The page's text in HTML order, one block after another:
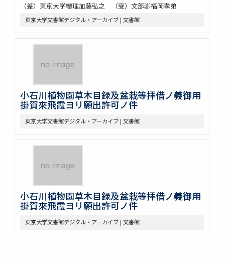
（差）東京大学總理加藤弘之 （受）文部卿福岡孝弟
東京大学文書館デジタル・アーカイブ | 文書館
小石川植物園草木目録及盆栽等拝借ノ義御用
掛賀來飛霞ヨリ願出許可ノ件
東京大学文書館デジタル・アーカイブ | 文書館
小石川植物園草木目録及盆栽等拝借ノ義御用
掛賀來飛霞ヨリ願出許可ノ件
東京大学文書館デジタル・アーカイブ | 文書館